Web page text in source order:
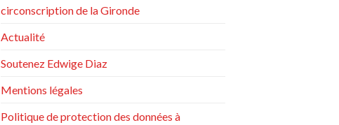
circonscription de la Gironde
Actualité
Soutenez Edwige Diaz
Mentions légales
Politique de protection des données à